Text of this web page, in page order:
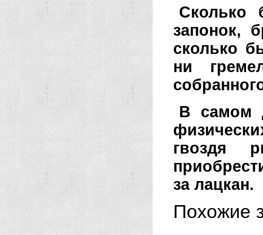
Сколько
запонок,
сколько
ни
В самом
гвоздя
за лацкан.
Похожие